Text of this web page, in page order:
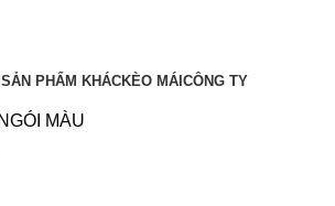
SẢN PHẨM KHÁCKÈO MÁI CÔNG TY